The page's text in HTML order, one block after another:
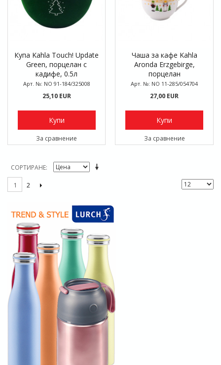
Купа Kahla Touch! Update
Green, порцелан с
кадифе, 0.5л
Арт. №: NO 91-184/325008
25,10 EUR
Купи
За сравнение
Чаша за кафе Kahla
Aronda Erzgebirge,
порцелан
Арт. №: NO 11-285/054704
27,00 EUR
Купи
За сравнение
СОРТИРАНЕ
1 2